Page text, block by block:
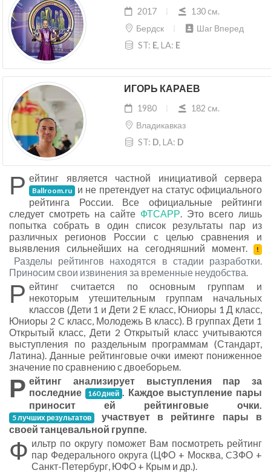
2017
130 cм.
Бердск
Шаг Вперед
ST: E, LA: E
ИГОРЬ КАРАЕВ
1980
182 cм.
Владикавказ
ST: D, LA: D
Р ейтинг является частной инициативой сервера
Ballroom.ru и не претендует на статус официального
рейтинга России. Все официальные рейтинги
следует смотреть на сайте ФТСАРР. Это всего лишь
попытка собрать в один список результаты пар из
различных регионов России с целью сравнения и
выявления сильнейших на сегодняшний момент. !
Разделы рейтингов находятся в стадии разработки.
Приносим свои извинения за временные неудобства.
Р ейтинг считается по основным группам и
некоторым утешительным группам начальных
классов (Дети 1 и Дети 2 Е класс, Юниоры 1 Д класс,
Юниоры 2 C класс, Молодежь B класс). В группах Дети 1
Открытый класс, Дети 2 Открытый класс учитываются
выступления по раздельным программам (Стандарт,
Латина). Данные рейтинговые очки имеют пониженное
значение по сравнению с двоеборьем.
Р ейтинг анализирует выступления пар за
последние
160 дней . Каждое выступление пары
приносит ей рейтинговые очки.
5 лучших результатов участвует в рейтинге пары в
своей танцевальной группе.
Ф ильтр по округу поможет Вам посмотреть рейтинг
пар Федерального округа (ЦФО + Москва, CЗФО +
Санкт-Петербург, ЮФО + Крым и др.).